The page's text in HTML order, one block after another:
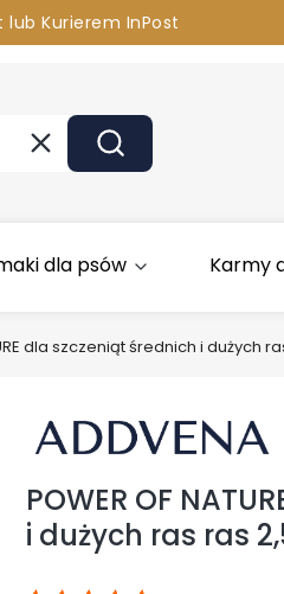
Kurierem InPost
WyczyśćSzukaj
dla psów Karmy
dla szczeniąt średnich i dużych
POWER OF
i dużych ras ras